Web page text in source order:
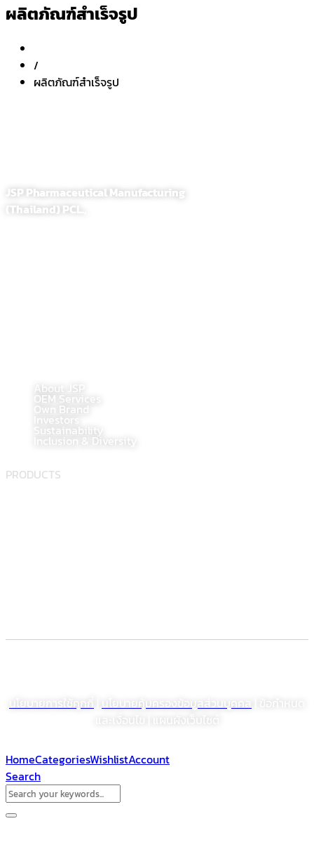
ผลิตภัณฑ์สำเร็จรูป
/
ผลิตภัณฑ์สำเร็จรูป
JSP Pharmaceutical Manufacturing
(Thailand) PCL.,
About JSP
OEM Services
Own Brand
Investors
Sustainability
Inclusion & Diversity
PRODUCTS
นโยบายการใช้คุกกี้ นโยบายคุ้มครองข้อมูลส่วนบุคคล
และเงื่อนไข | แผนผังเว็บไซต์
HomeCategoriesWishlistAccount
Search